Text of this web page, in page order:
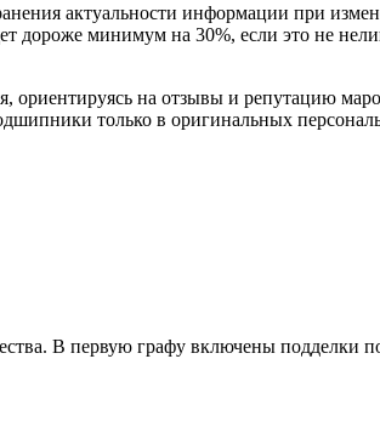
актуальности информации при
дороже минимум на 30%, если это не
ориентируясь на отзывы и репутацию
только в оригинальных
В первую графу включены подделки